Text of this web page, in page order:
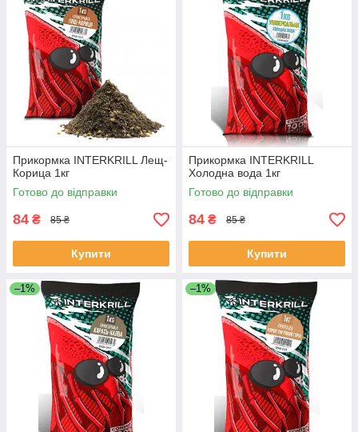
Прикормка INTERKRILL Лещ-
Корица 1кг
Готово до відправки
84 ₴ 85 ₴
Купити
Прикормка INTERKRILL
Холодна вода 1кг
Готово до відправки
84 ₴ 85 ₴
Купити
–1% –1%